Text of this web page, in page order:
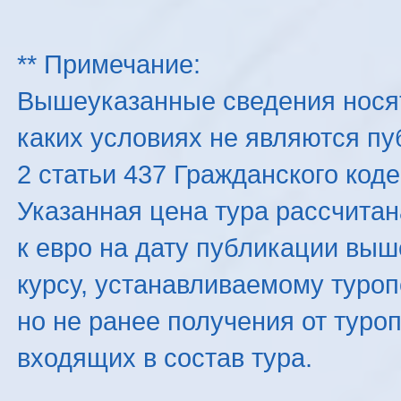
** Примечание:
Вышеуказанные сведения
каких условиях не являются
2 статьи 437 Гражданского
Указанная цена тура
к евро на дату публикации
курсу, устанавливаемому
но не ранее получения от
входящих в состав тура.